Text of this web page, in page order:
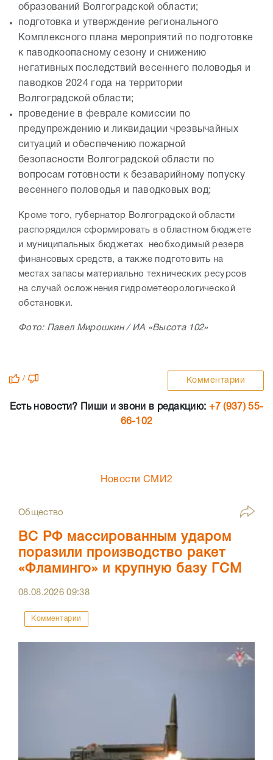
образований Волгоградской области;
подготовка и утверждение регионального
Комплексного плана мероприятий по подготовке
к паводкоопасному сезону и снижению
негативных последствий весеннего половодья и
паводков 2024 года на территории
Волгоградской области;
проведение в феврале комиссии по
предупреждению и ликвидации чрезвычайных
ситуаций и обеспечению пожарной
безопасности Волгоградской области по
вопросам готовности к безаварийному попуску
весеннего половодья и паводковых вод;
Кроме того, губернатор Волгоградской области
распорядился сформировать в областном бюджете
и муниципальных бюджетах необходимый резерв
финансовых средств, а также подготовить на
местах запасы материально технических ресурсов
на случай осложнения гидрометеорологической
обстановки.
Фото: Павел Мирошкин / ИА «Высота 102»
/ Комментарии
Есть новости? Пиши и звони в редакцию: +7 (937) 55-
66-102
Новости СМИ2
Общество
ВС РФ массированным ударом
поразили производство ракет
«Фламинго» и крупную базу ГСМ
08.08.202609:38
Комментарии